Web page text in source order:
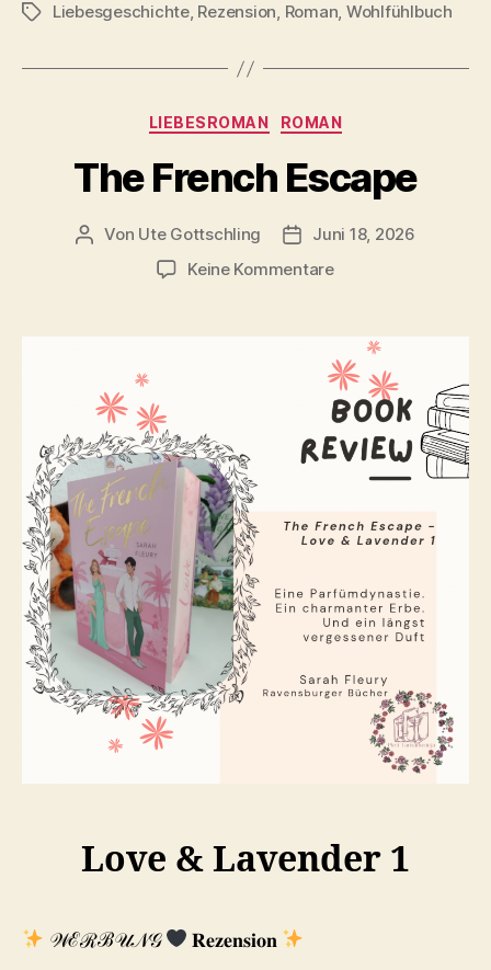
Schlagwörter
Liebesgeschichte, Rezension, Roman, Wohlfühlbuch
Kategorien
LIEBESROMAN ROMAN
The French Escape
Beitragsautor
Von Ute Gottschling Veröffentlichungsdatum
Juni 18, 2026
Keine Kommentarezu
Escape
Love & Lavender 1
𝒲ℰℛℬ𝒰𝒩𝒢 𝐑𝐞𝐳𝐞𝐧𝐬𝐢𝐨𝐧